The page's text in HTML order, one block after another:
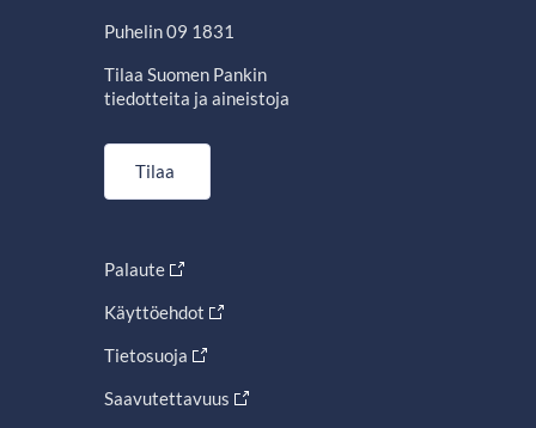
Puhelin 09 1831
Tilaa Suomen Pankin
tiedotteita ja aineistoja
Tilaa
Palaute
Käyttöehdot
Tietosuoja
Saavutettavuus